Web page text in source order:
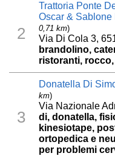
2
Trattoria Ponte
Oscar &
0,71 km)
Via Di Cola 3,
brandolino,
ristoranti,
3
Donatella Di
km)
Via Nazionale
di, donatella,
kinesiotape,
ortopedica e
per problemi